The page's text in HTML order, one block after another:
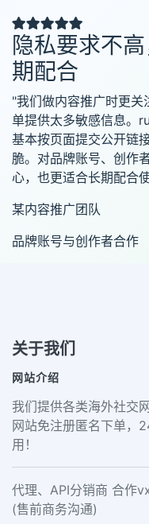
隐私要求不
期配合
"我们做内容推广时更
单提供太多敏感信息。
基本按页面提交公开链
脆。对品牌账号、创作
心，也更适合长期配合
某内容推广团队
品牌账号与创作者合作
关于我们
网站介绍
我们提供各类海外社交
网站免注册匿名下单，
用！
代理、API分销商 合作
(售前商务沟通)